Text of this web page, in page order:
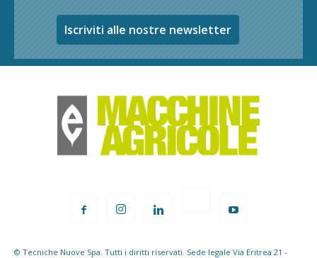
Iscriviti alle nostre newsletter
© Tecniche Nuove Spa. Tutti i diritti riservati. Sede legale Via Eritrea 21 -